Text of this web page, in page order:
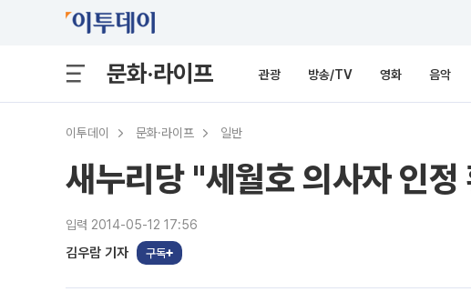
문화·라이프 관광 방송/TV 영화 음악
이투데이 문화·라이프 일반
새누리당 "세월호 의사자 인
입력 2014-05-12 17:56
김우람 기자 구독